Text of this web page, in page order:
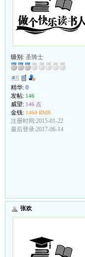
级别: 圣骑士
精华: 0
发帖: 146
威望: 146 点
金钱: 1460 RMB
注册时间:2015-01-22
最后登录:2017-06-14
张欢